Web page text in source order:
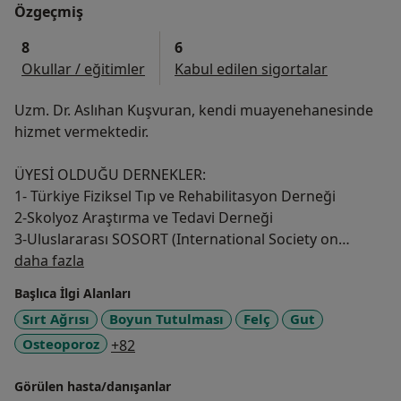
Özgeçmiş
8
Okullar / eğitimler
6
Kabul edilen sigortalar
Uzm. Dr. Aslıhan Kuşvuran, kendi muayenehanesinde
hizmet vermektedir.
ÜYESİ OLDUĞU DERNEKLER:
1- Türkiye Fiziksel Tıp ve Rehabilitasyon Derneği
2-Skolyoz Araştırma ve Tedavi Derneği
3-Uluslararası SOSORT (International Society on
Scoliosis Orthopaedic and Rehabilitation Treatment)
4-Türk Omurga Derneği
daha fazla
Başlıca İlgi Alanları
Sırt Ağrısı Boyun Tutulması Felç
Gut
Osteoporoz
+82
Görülen hasta/danışanlar